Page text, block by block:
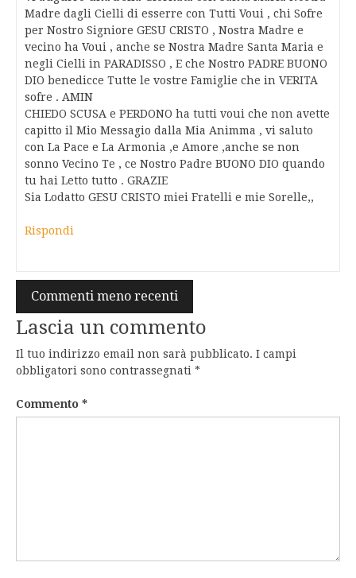
Madre dagli Cielli di esserre con Tutti Voui , chi Sofre
per Nostro Signiore GESU CRISTO , Nostra Madre e
vecino ha Voui , anche se Nostra Madre Santa Maria e
negli Cielli in PARADISSO , E che Nostro PADRE BUONO
DIO benedicce Tutte le vostre Famiglie che in VERITA
sofre . AMIN
CHIEDO SCUSA e PERDONO ha tutti voui che non avette
capitto il Mio Messagio dalla Mia Animma , vi saluto
con La Pace e La Armonia ,e Amore ,anche se non
sonno Vecino Te , ce Nostro Padre BUONO DIO quando
tu hai Letto tutto . GRAZIE
Sia Lodatto GESU CRISTO miei Fratelli e mie Sorelle,,
Rispondi
Navigazione
commenti
Commenti meno recenti
Lascia un commento
Il tuo indirizzo email non sarà pubblicato. I campi
obbligatori sono contrassegnati *
Commento *